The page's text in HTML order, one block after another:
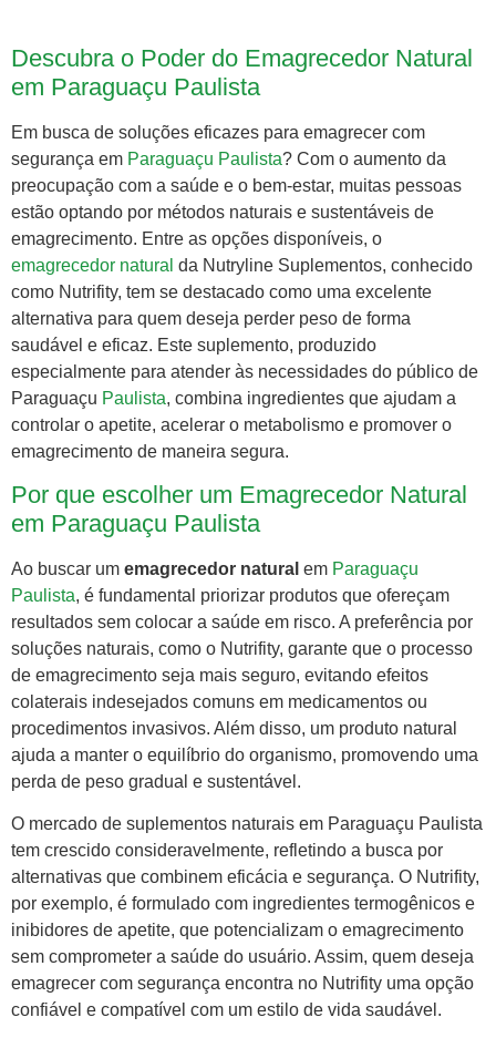
Descubra o Poder do Emagrecedor Natural
em Paraguaçu Paulista
Em busca de soluções eficazes para emagrecer com
segurança em Paraguaçu Paulista? Com o aumento da
preocupação com a saúde e o bem-estar, muitas pessoas
estão optando por métodos naturais e sustentáveis de
emagrecimento. Entre as opções disponíveis, o
emagrecedor natural da Nutryline Suplementos, conhecido
como Nutrifity, tem se destacado como uma excelente
alternativa para quem deseja perder peso de forma
saudável e eficaz. Este suplemento, produzido
especialmente para atender às necessidades do público de
Paraguaçu Paulista, combina ingredientes que ajudam a
controlar o apetite, acelerar o metabolismo e promover o
emagrecimento de maneira segura.
Por que escolher um Emagrecedor Natural
em Paraguaçu Paulista
Ao buscar um emagrecedor natural em Paraguaçu
Paulista, é fundamental priorizar produtos que ofereçam
resultados sem colocar a saúde em risco. A preferência por
soluções naturais, como o Nutrifity, garante que o processo
de emagrecimento seja mais seguro, evitando efeitos
colaterais indesejados comuns em medicamentos ou
procedimentos invasivos. Além disso, um produto natural
ajuda a manter o equilíbrio do organismo, promovendo uma
perda de peso gradual e sustentável.
O mercado de suplementos naturais em Paraguaçu Paulista
tem crescido consideravelmente, refletindo a busca por
alternativas que combinem eficácia e segurança. O Nutrifity,
por exemplo, é formulado com ingredientes termogênicos e
inibidores de apetite, que potencializam o emagrecimento
sem comprometer a saúde do usuário. Assim, quem deseja
emagrecer com segurança encontra no Nutrifity uma opção
confiável e compatível com um estilo de vida saudável.